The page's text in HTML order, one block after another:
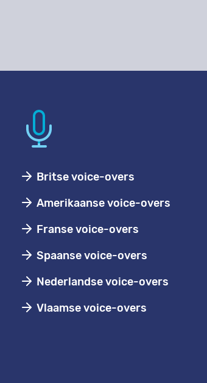
Britse voice-overs
Amerikaanse voice-overs
Franse voice-overs
Spaanse voice-overs
Nederlandse voice-overs
Vlaamse voice-overs